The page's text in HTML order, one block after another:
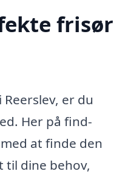
frisør
er du
Her på find-
at finde den
til dine behov,